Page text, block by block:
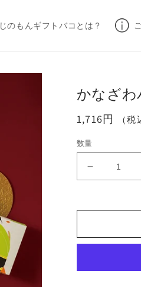
じのもんギフトバコとは？
かなざわ
通
価
格
1,716円 （税
数量
イ
ラ